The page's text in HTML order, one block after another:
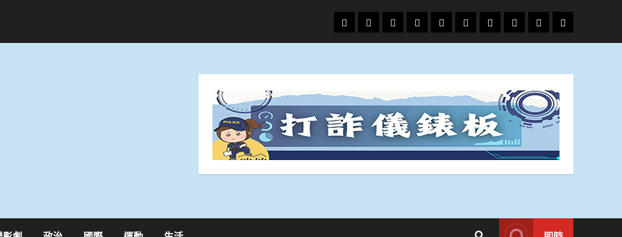
頭
條
財
經
地
方.
文
教.
專
題
娛
樂
政
治
國
際
運
動
生
活